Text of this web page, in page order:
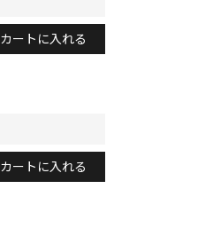
カートに入れる
カートに入れる